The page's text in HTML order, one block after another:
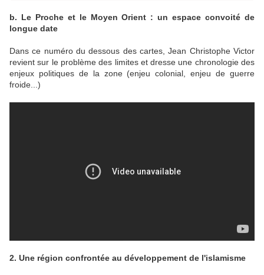
b. Le Proche et le Moyen Orient : un espace convoité de
longue date
Dans ce numéro du dessous des cartes, Jean Christophe Victor
revient sur le problème des limites et dresse une chronologie des
enjeux politiques de la zone (enjeu colonial, enjeu de guerre
froide...)
2. Une région confrontée au développement de l'islamisme